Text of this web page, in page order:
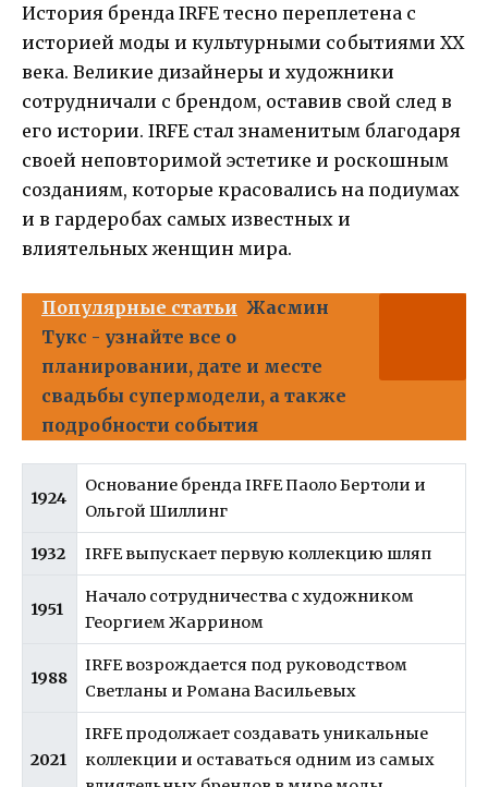
История бренда IRFE тесно переплетена с
историей моды и культурными событиями XX
века. Великие дизайнеры и художники
сотрудничали с брендом, оставив свой след в
его истории. IRFE стал знаменитым благодаря
своей неповторимой эстетике и роскошным
созданиям, которые красовались на подиумах
и в гардеробах самых известных и
влиятельных женщин мира.
Популярные статьи Жасмин
Тукс - узнайте все о
планировании, дате и месте
свадьбы супермодели, а также
подробности события
1924
Основание бренда IRFE Паоло Бертоли и
Ольгой Шиллинг
1932 IRFE выпускает первую коллекцию шляп
1951
Начало сотрудничества с художником
Георгием Жаррином
1988
IRFE возрождается под руководством
Светланы и Романа Васильевых
2021
IRFE продолжает создавать уникальные
коллекции и оставаться одним из самых